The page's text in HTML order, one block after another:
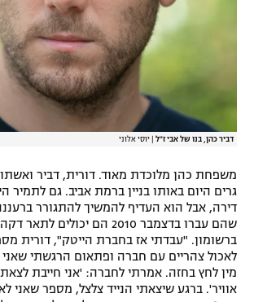
דביר כהן, בנו של אבי ז"ל יוסי אלוני
משפחת כהן מלוכדת מאוד. דורית, דביר
גרים היום באותו בניין ברמת אביב. גם לתמיר
דירה, אבל הוא העדיף להמשיך להתגורר
שהם עברו בדצמבר 2010 הם
ברשומון. "עבדתי אז בחברת הייטק", דורית
לאכול צהריים עם חברה ופתאום הרגשתי שאני
מין לחץ בחזה. אמרתי לחברה: 'אני חייבת
אוויר'. ברגע שיצאתי הנייד צלצל, מספר שאני